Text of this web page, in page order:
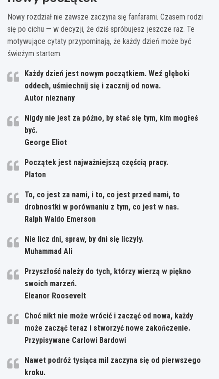
Nowy rozdział nie zawsze zaczyna się fanfarami. Czasem rodzi
się po cichu — w decyzji, że dziś spróbujesz jeszcze raz. Te
motywujące cytaty przypominają, że każdy dzień może być
świeżym startem.
Każdy dzień jest nowym początkiem. Weź głęboki
oddech, uśmiechnij się i zacznij od nowa.
Autor nieznany
Nigdy nie jest za późno, by stać się tym, kim mogłeś
być.
George Eliot
Początek jest najważniejszą częścią pracy.
Platon
To, co jest za nami, i to, co jest przed nami, to
drobnostki w porównaniu z tym, co jest w nas.
Ralph Waldo Emerson
Nie licz dni, spraw, by dni się liczyły.
Muhammad Ali
Przyszłość należy do tych, którzy wierzą w piękno
swoich marzeń.
Eleanor Roosevelt
Choć nikt nie może wrócić i zacząć od nowa, każdy
może zacząć teraz i stworzyć nowe zakończenie.
Przypisywane Carlowi Bardowi
Nawet podróż tysiąca mil zaczyna się od pierwszego
kroku.